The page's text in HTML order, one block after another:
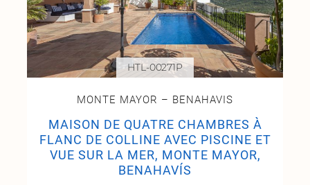
MONTE MAYOR – BENAHAVIS
MAISON DE QUATRE CHAMBRES À
FLANC DE COLLINE AVEC PISCINE ET
VUE SUR LA MER, MONTE MAYOR,
BENAHAVÍS
HTL-00271P